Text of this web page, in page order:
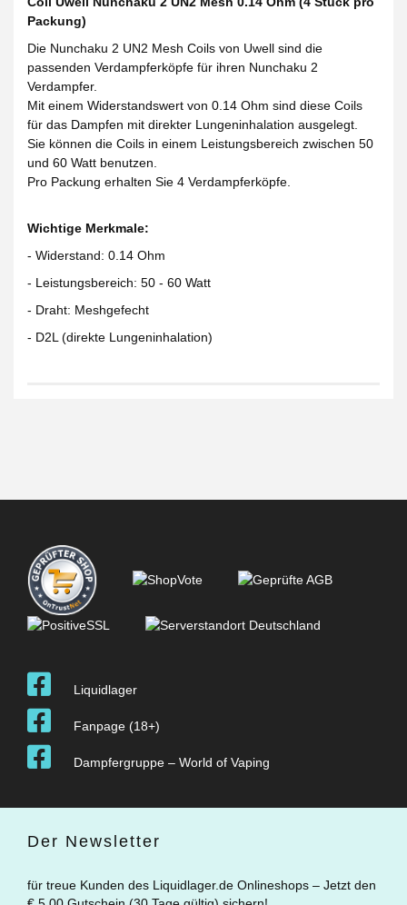
Packung)
Die Nunchaku 2 UN2 Mesh Coils von Uwell sind die
passenden Verdampferköpfe für ihren Nunchaku 2
Verdampfer.
Mit einem Widerstandswert von 0.14 Ohm sind diese Coils
für das Dampfen mit direkter Lungeninhalation ausgelegt.
Sie können die Coils in einem Leistungsbereich zwischen 50
und 60 Watt benutzen.
Pro Packung erhalten Sie 4 Verdampferköpfe.
Wichtige Merkmale:
- Widerstand: 0.14 Ohm
- Leistungsbereich: 50 - 60 Watt
- Draht: Meshgefecht
- D2L (direkte Lungeninhalation)
Liquidlager
Fanpage (18+)
Dampfergruppe – World of Vaping
Der Newsletter
für treue Kunden des Liquidlager.de Onlineshops – Jetzt den